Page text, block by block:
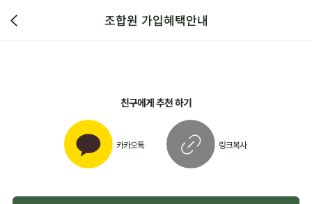
조합원 가입혜택안내
친구에게 추천 하기
카카오톡 링크복사